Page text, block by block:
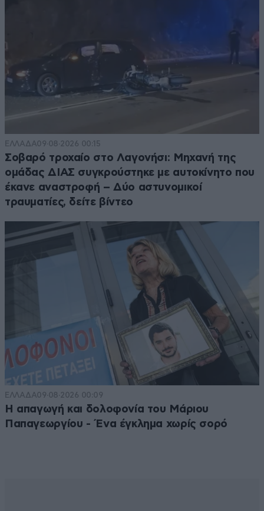
ΕΛΛΑΔΑ09·08·2026 00:15
Σοβαρό τροχαίο στο Λαγονήσι: Μηχανή της
ομάδας ΔΙΑΣ συγκρούστηκε με αυτοκίνητο που
έκανε αναστροφή – Δύο αστυνομικοί
τραυματίες, δείτε βίντεο
ΕΛΛΑΔΑ09·08·2026 00:09
Η απαγωγή και δολοφονία του Μάριου
Παπαγεωργίου - Ένα έγκλημα χωρίς σορό